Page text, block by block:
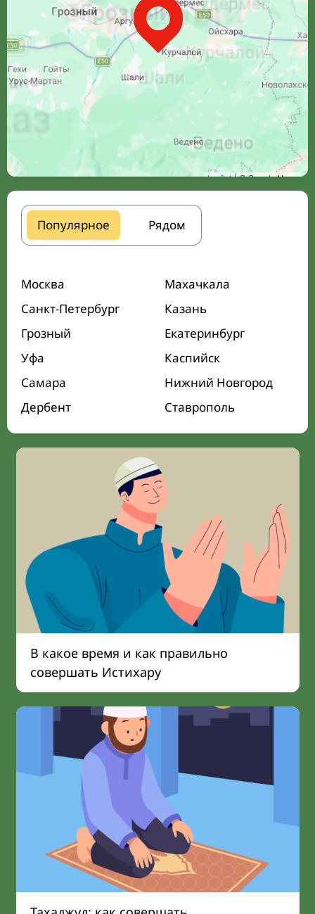
Leaflet| © Google Maps
Популярное Рядом
Москва
Махачкала
Санкт-Петербург
Казань
Грозный
Екатеринбург
Уфа
Каспийск
Самара
Нижний Новгород
Дербент
Ставрополь
В какое время и как правильно
совершать Истихару